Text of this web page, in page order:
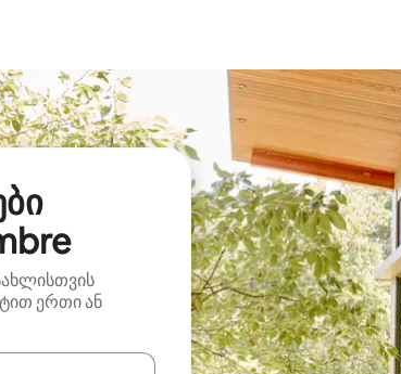
ერთი ან